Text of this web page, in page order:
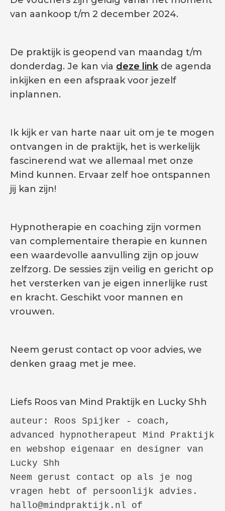
van aankoop t/m 2 december 2024.
De praktijk is geopend van maandag t/m
donderdag. Je kan via deze link de agenda
inkijken en een afspraak voor jezelf
inplannen.
Ik kijk er van harte naar uit om je te mogen
ontvangen in de praktijk, het is werkelijk
fascinerend wat we allemaal met onze
Mind kunnen. Ervaar zelf hoe ontspannen
jij kan zijn!
Hypnotherapie en coaching zijn vormen
van complementaire therapie en kunnen
een waardevolle aanvulling zijn op jouw
zelfzorg. De sessies zijn veilig en gericht op
het versterken van je eigen innerlijke rust
en kracht. Geschikt voor mannen en
vrouwen.
Neem gerust contact op voor advies, we
denken graag met je mee.
Liefs Roos van Mind Praktijk en Lucky Shh
auteur: Roos Spijker - coach,
advanced hypnotherapeut Mind Praktijk
en webshop eigenaar en designer van
Lucky Shh
Neem gerust contact op als je nog
vragen hebt of persoonlijk advies.
hallo@mindpraktijk.nl of